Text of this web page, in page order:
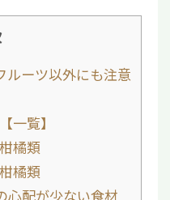
ルーツ以外にも注意
一覧】
橘類
橘類
心配が少ない食材